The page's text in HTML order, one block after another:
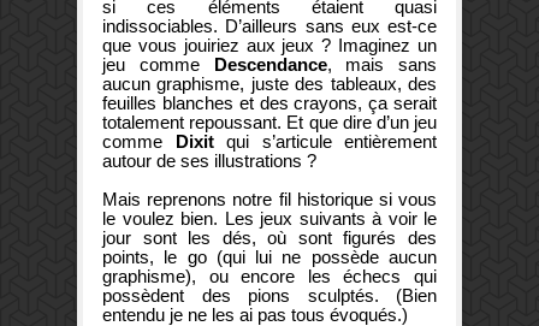
si ces éléments étaient quasi
indissociables. D’ailleurs sans eux est-ce
que vous jouiriez aux jeux ? Imaginez un
jeu comme Descendance, mais sans
aucun graphisme, juste des tableaux, des
feuilles blanches et des crayons, ça serait
totalement repoussant. Et que dire d’un jeu
comme Dixit qui s’articule entièrement
autour de ses illustrations ?
Mais reprenons notre fil historique si vous
le voulez bien. Les jeux suivants à voir le
jour sont les dés, où sont figurés des
points, le go (qui lui ne possède aucun
graphisme), ou encore les échecs qui
possèdent des pions sculptés. (Bien
entendu je ne les ai pas tous évoqués.)